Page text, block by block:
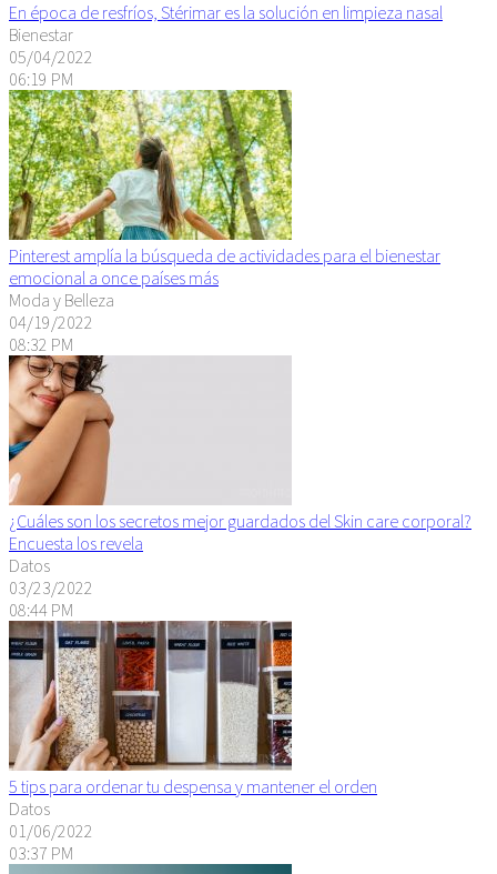
En época de resfríos, Stérimar es la solución en limpieza nasal
Bienestar
05/04/2022
06:19 PM
Pinterest amplía la búsqueda de actividades para el bienestar
emocional a once países más
Moda y Belleza
04/19/2022
08:32 PM
¿Cuáles son los secretos mejor guardados del Skin care corporal?
Encuesta los revela
Datos
03/23/2022
08:44 PM
5 tips para ordenar tu despensa y mantener el orden
Datos
01/06/2022
03:37 PM